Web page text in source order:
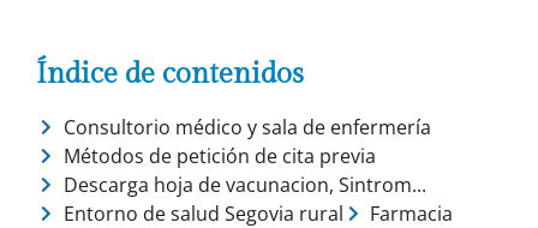
Índice de contenidos
Consultorio médico y sala de enfermería
Métodos de petición de cita previa
Descarga hoja de vacunacion, Sintrom...
Entorno de salud Segovia rural
Farmacia